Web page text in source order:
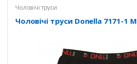
Чоловічі труси
Чоловічі труси Donella 7171-1 M